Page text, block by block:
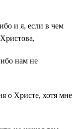
и я, если в чем
нам не
о Христе, хотя мне